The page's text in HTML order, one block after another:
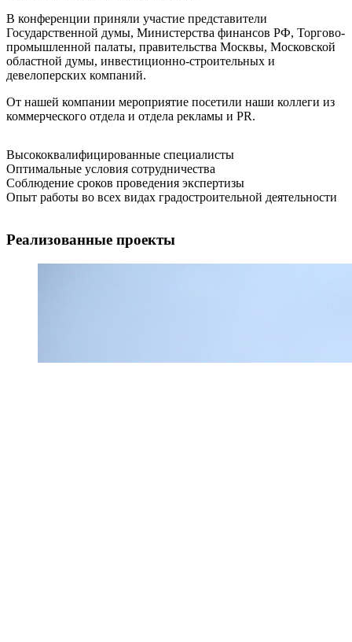
В конференции приняли участие представители
Государственной думы, Министерства финансов РФ, Торгово-
промышленной палаты, правительства Москвы, Московской
областной думы, инвестиционно-строительных и
девелоперских компаний.
От нашей компании мероприятие посетили наши коллеги из
коммерческого отдела и отдела рекламы и PR.
Высококвалифицированные специалисты
Оптимальные условия сотрудничества
Соблюдение сроков проведения экспертизы
Опыт работы во всех видах градостроительной деятельности
Реализованные проекты